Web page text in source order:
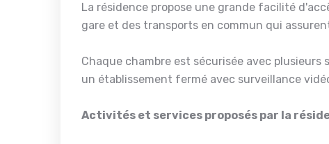
La résidence propose une grande facilité
gare et des transports en commun qui
Chaque chambre est sécurisée avec
un établissement fermé avec surveillance
Activités et services proposés par la